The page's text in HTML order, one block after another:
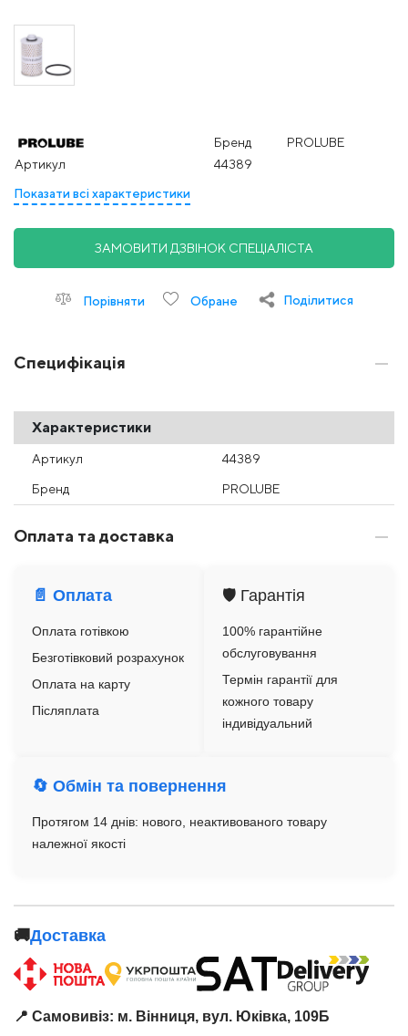
Бренд
PROLUBE
Артикул
44389
Показати всі характеристики
ЗАМОВИТИ ДЗВІНОК СПЕЦІАЛІСТА
Порівняти Обране Поділитися
Специфікація
Характеристики
Артикул 44389
Бренд PROLUBE
Оплата та доставка
📄 Оплата
Оплата готівкою
Безготівковий розрахунок
Оплата на карту
Післяплата
🛡️ Гарантія
100% гарантійне
обслуговування
Термін гарантії для
кожного товару
індивідуальний
🔄 Обмін та повернення
Протягом 14 днів: нового, неактивованого товару
належної якості
🚚Доставка
📍 Самовивіз: м. Вінниця, вул. Юківка, 109Б